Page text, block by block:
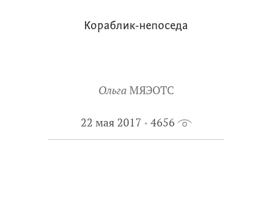
Кораблик-непоседа
Ольга МЯЭОТС
22 мая 2017 4656